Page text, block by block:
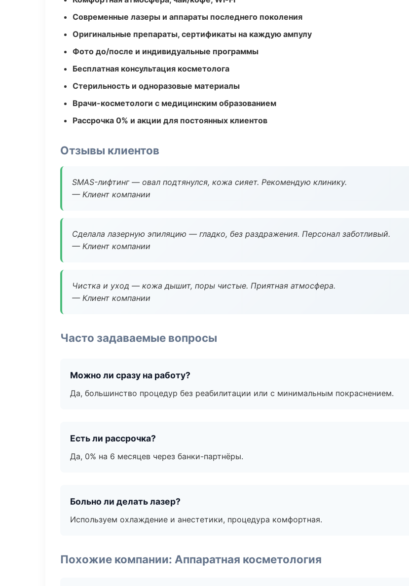
Современные лазеры и аппараты последнего поколения
Оригинальные препараты, сертификаты на каждую ампулу
Фото до/после и индивидуальные программы
Бесплатная консультация косметолога
Стерильность и одноразовые материалы
Врачи-косметологи с медицинским образованием
Рассрочка 0% и акции для постоянных клиентов
Отзывы клиентов
SMAS-лифтинг — овал подтянулся, кожа сияет. Рекомендую клинику.
— Клиент компании
Сделала лазерную эпиляцию — гладко, без раздражения. Персонал заботливый.
— Клиент компании
Чистка и уход — кожа дышит, поры чистые. Приятная атмосфера.
— Клиент компании
Часто задаваемые вопросы
Можно ли сразу на работу?
Да, большинство процедур без реабилитации или с минимальным покраснением.
Есть ли рассрочка?
Да, 0% на 6 месяцев через банки-партнёры.
Больно ли делать лазер?
Используем охлаждение и анестетики, процедура комфортная.
Похожие компании: Аппаратная косметология